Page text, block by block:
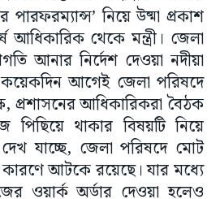
নিয়ে উষ্মা প্রকাশ
আধিকারিক থেকে মন্ত্রী। জেলা
আনার নির্দেশ দেওয়া নদীয়া
আগেই জেলা পরিষদে
প্রশাসনের আধিকারিকরা বৈঠক
থাকার বিষয়টি নিয়ে
যাচ্ছে, জেলা পরিষদে মোট
কারণে আটকে রয়েছে। যার মধ্যে
ওয়ার্ক অর্ডার দেওয়া হলেও